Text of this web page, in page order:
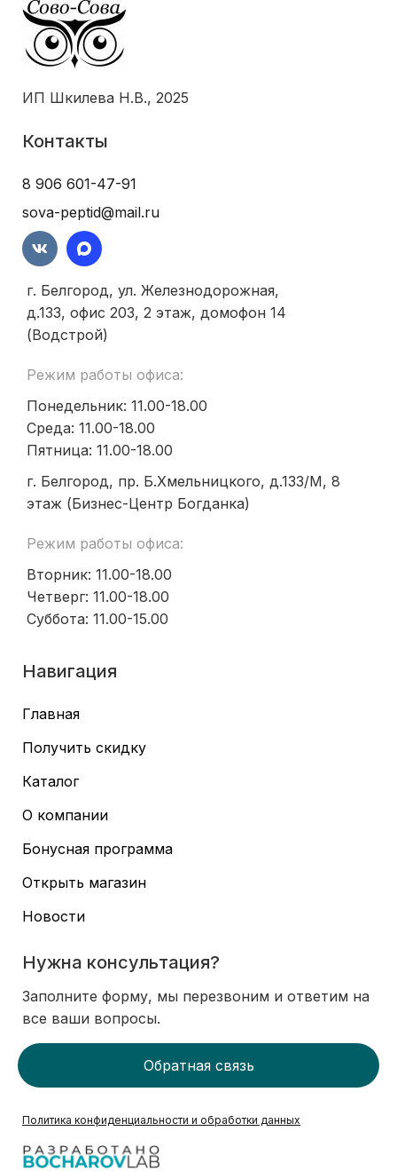
ИП Шкилева Н.В., 2025
Контакты
8 906 601-47-91
sova-peptid@mail.ru
г. Белгород, ул. Железнодорожная,
д.133, офис 203, 2 этаж, домофон 14
(Водстрой)
Режим работы офиса:
Понедельник: 11.00-18.00
Среда: 11.00-18.00
Пятница: 11.00-18.00
г. Белгород, пр. Б.Хмельницкого, д.133/М, 8
этаж (Бизнес-Центр Богданка)
Режим работы офиса:
Вторник: 11.00-18.00
Четверг: 11.00-18.00
Суббота: 11.00-15.00
Навигация
Главная
Получить скидку
Каталог
О компании
Бонусная программа
Открыть магазин
Новости
Нужна консультация?
Заполните форму, мы перезвоним и ответим на
все ваши вопросы.
Обратная связь
Политика конфиденциальности и обработки данных